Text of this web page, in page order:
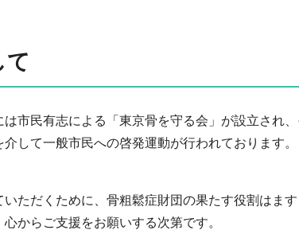
て
市民有志による「東京骨を守る会」が設立され
して一般市民への啓発運動が行われております
ただくために、骨粗鬆症財団の果たす役割はます
からご支援をお願いする次第です。